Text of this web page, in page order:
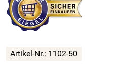
Artikel-Nr.: 1102-50